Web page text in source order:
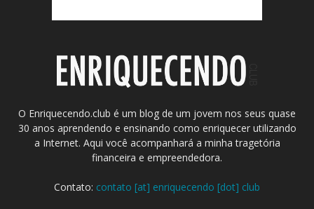
O Enriquecendo.club é um blog de um jovem nos seus quase
30 anos aprendendo e ensinando como enriquecer utilizando
a Internet. Aqui você acompanhará a minha tragetória
financeira e empreendedora.
Contato: contato [at] enriquecendo [dot] club